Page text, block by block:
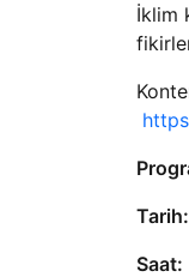
İklim
Tarih:
Saat: